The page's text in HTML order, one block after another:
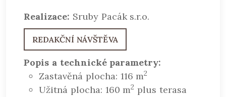
Realizace: Sruby Pacák s.r.o.
REDAKČNÍ NÁVŠTĚVA
Popis a technické parametry:
Zastavěná plocha: 116 m2
Užitná plocha: 160 m2 plus terasa